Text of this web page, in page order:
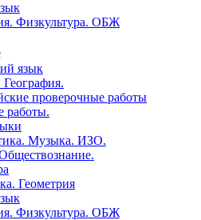
Физкультура. ОБЖ
язык
проверочные работы
работы.
Музыка. ИЗО.
Геометрия
Физкультура. ОБЖ